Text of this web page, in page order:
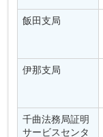
飯田支局
伊那支局
千曲法務局証明
サービスセンタ